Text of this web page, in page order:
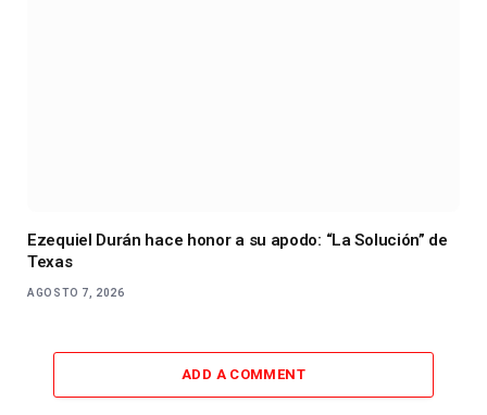
Ezequiel Durán hace honor a su apodo: “La Solución” de
Texas
AGOSTO 7, 2026
ADD A COMMENT